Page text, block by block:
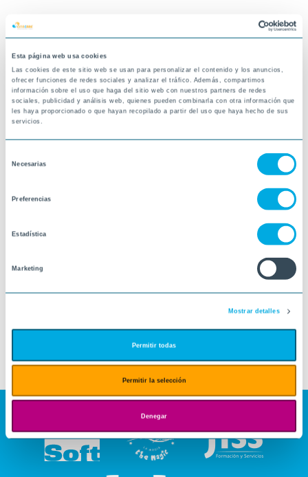
Esta página web usa cookies
Las cookies de este sitio web se usan para personalizar el contenido y los anuncios,
ofrecer funciones de redes sociales y analizar el tráfico. Además, compartimos
información sobre el uso que haga del sitio web con nuestros partners de redes
sociales, publicidad y análisis web, quienes pueden combinarla con otra información que
les haya proporcionado o que hayan recopilado a partir del uso que haya hecho de sus
servicios.
Necesarias
Preferencias
Estadística
Marketing
Mostrar detalles
Permitir todas
Permitir la selección
Denegar
Delta
18-05-2026
VINARÒS